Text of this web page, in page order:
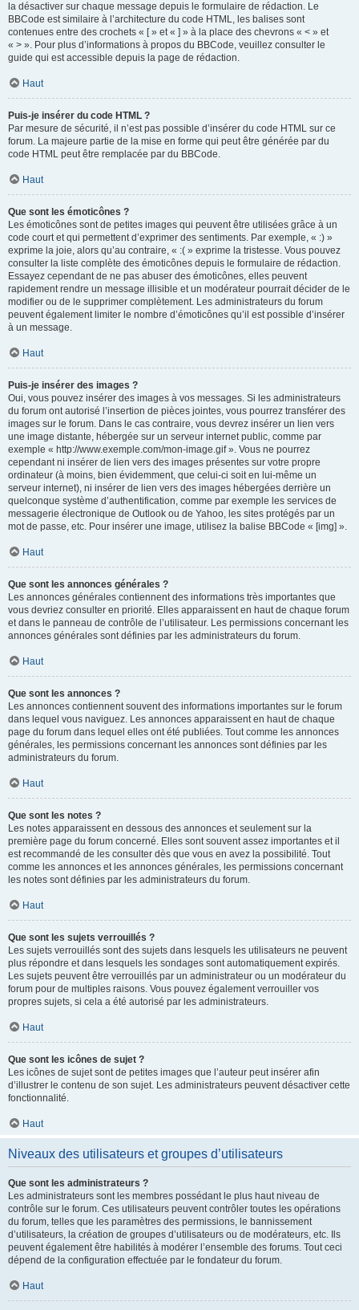
la désactiver sur chaque message depuis le formulaire de rédaction. Le
BBCode est similaire à l’architecture du code HTML, les balises sont
contenues entre des crochets « [ » et « ] » à la place des chevrons « < » et
« > ». Pour plus d’informations à propos du BBCode, veuillez consulter le
guide qui est accessible depuis la page de rédaction.
Haut
Puis-je insérer du code HTML ?
Par mesure de sécurité, il n’est pas possible d’insérer du code HTML sur ce
forum. La majeure partie de la mise en forme qui peut être générée par du
code HTML peut être remplacée par du BBCode.
Haut
Que sont les émoticônes ?
Les émoticônes sont de petites images qui peuvent être utilisées grâce à un
code court et qui permettent d’exprimer des sentiments. Par exemple, « :) »
exprime la joie, alors qu’au contraire, « :( » exprime la tristesse. Vous pouvez
consulter la liste complète des émoticônes depuis le formulaire de rédaction.
Essayez cependant de ne pas abuser des émoticônes, elles peuvent
rapidement rendre un message illisible et un modérateur pourrait décider de le
modifier ou de le supprimer complètement. Les administrateurs du forum
peuvent également limiter le nombre d’émoticônes qu’il est possible d’insérer
à un message.
Haut
Puis-je insérer des images ?
Oui, vous pouvez insérer des images à vos messages. Si les administrateurs
du forum ont autorisé l’insertion de pièces jointes, vous pourrez transférer des
images sur le forum. Dans le cas contraire, vous devrez insérer un lien vers
une image distante, hébergée sur un serveur internet public, comme par
exemple « http://www.exemple.com/mon-image.gif ». Vous ne pourrez
cependant ni insérer de lien vers des images présentes sur votre propre
ordinateur (à moins, bien évidemment, que celui-ci soit en lui-même un
serveur internet), ni insérer de lien vers des images hébergées derrière un
quelconque système d’authentification, comme par exemple les services de
messagerie électronique de Outlook ou de Yahoo, les sites protégés par un
mot de passe, etc. Pour insérer une image, utilisez la balise BBCode « [img] ».
Haut
Que sont les annonces générales ?
Les annonces générales contiennent des informations très importantes que
vous devriez consulter en priorité. Elles apparaissent en haut de chaque forum
et dans le panneau de contrôle de l’utilisateur. Les permissions concernant les
annonces générales sont définies par les administrateurs du forum.
Haut
Que sont les annonces ?
Les annonces contiennent souvent des informations importantes sur le forum
dans lequel vous naviguez. Les annonces apparaissent en haut de chaque
page du forum dans lequel elles ont été publiées. Tout comme les annonces
générales, les permissions concernant les annonces sont définies par les
administrateurs du forum.
Haut
Que sont les notes ?
Les notes apparaissent en dessous des annonces et seulement sur la
première page du forum concerné. Elles sont souvent assez importantes et il
est recommandé de les consulter dès que vous en avez la possibilité. Tout
comme les annonces et les annonces générales, les permissions concernant
les notes sont définies par les administrateurs du forum.
Haut
Que sont les sujets verrouillés ?
Les sujets verrouillés sont des sujets dans lesquels les utilisateurs ne peuvent
plus répondre et dans lesquels les sondages sont automatiquement expirés.
Les sujets peuvent être verrouillés par un administrateur ou un modérateur du
forum pour de multiples raisons. Vous pouvez également verrouiller vos
propres sujets, si cela a été autorisé par les administrateurs.
Haut
Que sont les icônes de sujet ?
Les icônes de sujet sont de petites images que l’auteur peut insérer afin
d’illustrer le contenu de son sujet. Les administrateurs peuvent désactiver cette
fonctionnalité.
Haut
Niveaux des utilisateurs et groupes d’utilisateurs
Que sont les administrateurs ?
Les administrateurs sont les membres possédant le plus haut niveau de
contrôle sur le forum. Ces utilisateurs peuvent contrôler toutes les opérations
du forum, telles que les paramètres des permissions, le bannissement
d’utilisateurs, la création de groupes d’utilisateurs ou de modérateurs, etc. Ils
peuvent également être habilités à modérer l’ensemble des forums. Tout ceci
dépend de la configuration effectuée par le fondateur du forum.
Haut